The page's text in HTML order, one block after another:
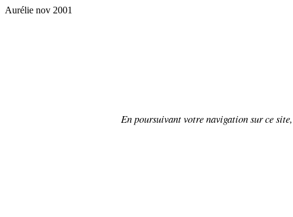
Aurélie nov 2001
En poursuivant votre navigation sur ce